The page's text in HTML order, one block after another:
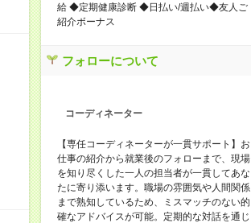
給 ◆定期健康診断 ◆日払い/週払い◆友人ご
紹介ボーナス
フォローについて
コーディネーター
【専任コーディネーターが一貫サポート】お
仕事の紹介から就業後のフォローまで、現場
を知り尽くした一人の担当者が一貫してあな
たに寄り添います。職場の雰囲気や人間関係
まで熟知しているため、ミスマッチのない的
確なアドバイスが可能。定期的な対話を通じ